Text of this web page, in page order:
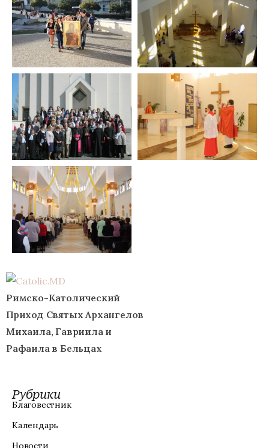
Римско-Католический
Приход Святых Архангелов
Михаила, Гавриила и
Рафаила в Бельцах
Рубрики
Благовестник
Календарь
Новости